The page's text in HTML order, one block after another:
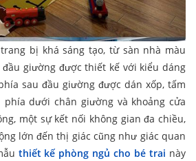
bị khá sáng tạo, từ sàn nhà màu
giường được thiết kế với kiểu dáng
sau đầu giường được dán xốp, tấm
dưới chân giường và khoảng cửa
một sự kết nối không gian đa chiều,
lớn đến thị giác cũng như giác quan
thiết kế phòng ngủ cho bé trai này